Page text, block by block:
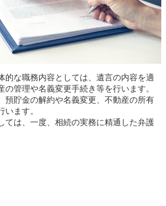
的な職務内容としては、遺言の内容を適
管理や名義変更手続き等を行います。
預貯金の解約や名義変更、不動産の所有
ます。
ては、一度、相続の実務に精通した弁護